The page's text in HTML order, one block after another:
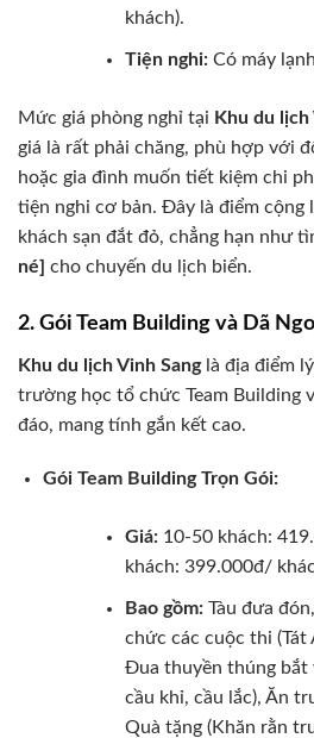
khách).
Tiện nghi:Có máy
Mức giá phòng nghỉ tại Khu du lịch
giá là rất phải chăng, phù hợp với
hoặc gia đình muốn tiết kiệm chi
tiện nghi cơ bản. Đây là điểm cộng
khách sạn đắt đỏ, chẳng hạn như
né] cho chuyến du lịch biển.
2. Gói Team Building và Dã
Khu du lịch Vinh Sanglà địa điểm
trường học tổ chức Team Building
đáo, mang tính gắn kết cao.
Gói Team Building Trọn Gói:
Giá:10-50 khách:
khách: 399.000đ/
Bao gồm:Tàu đưa
chức các cuộc thi (Tát
Đua thuyền thúng bắt
cầu khỉ, cầu lắc), Ăn
Quà tặng (Khăn rằn